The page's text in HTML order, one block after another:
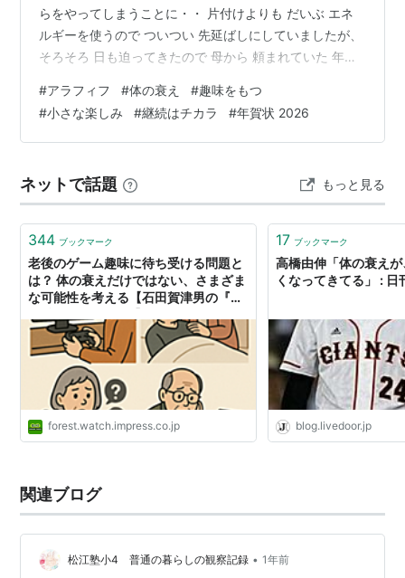
らをやってしまうことに・・ 片付けよりも だいぶ エネ
ルギーを使うので ついつい 先延ばしにしていましたが、
そろそろ 日も迫ってきたので 母から 頼まれていた 年賀
みると、 ザッと これだけありました 全部で ８枚あった
ので、 もう８年も 続けてるんだな〜 最近では 年賀状の
やり取りする人も 減ってますが、 手描きの絵が 珍しい
絵がうますぎないので、 母が描いてると 思われて…
#アラフィフ #体の衰え #趣味をもつ
#小さな楽しみ #継続はチカラ #年賀状 2026
ネットで話題 もっと見る
344 ブックマーク
老後のゲーム趣味に待ち受ける問題と
は？ 体の衰えだけではない、さまざま
な可能性を考える【石田賀津男の『酒
forest.watch.impress.co.jp
17 ブックマーク
高橋由伸「体の衰え
くなってきてる」 : 日
blog.livedoor.jp
関連ブログ
松江塾小4 普通の暮らしの観察記録 • 1年前